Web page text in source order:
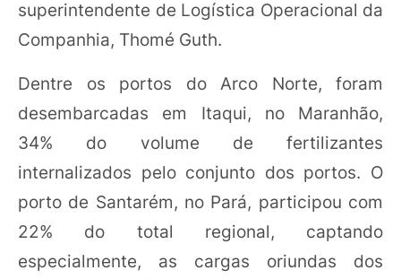
superintendente de Logística Operacional da
Companhia, Thomé Guth.
Dentre os portos do Arco Norte, foram
desembarcadas em Itaqui, no Maranhão,
34% do volume de fertilizantes
internalizados pelo conjunto dos portos. O
porto de Santarém, no Pará, participou com
22% do total regional, captando
especialmente, as cargas oriundas dos